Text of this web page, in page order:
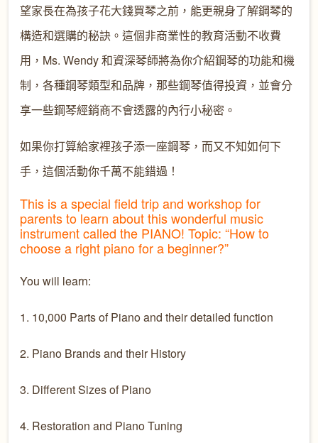
望家長在為孩子花大錢買琴之前，能更親身了解鋼琴的
構造和選購的秘訣。這個非商業性的教育活動不收費
用，Ms. Wendy 和資深琴師將為你介紹鋼琴的功能和機
制，各種鋼琴類型和品牌，那些鋼琴值得投資，並會分
享一些鋼琴經銷商不會透露的內行小秘密。
如果你打算給家裡孩子添一座鋼琴，而又不知如何下
手，這個活動你千萬不能錯過！
This is a special field trip and workshop for
parents to learn about this wonderful music
instrument called the PIANO! Topic: “How to
choose a right piano for a beginner?”
You will learn:
1. 10,000 Parts of Piano and their detailed function
2. Piano Brands and their History
3. Different Sizes of Piano
4. Restoration and Piano Tuning